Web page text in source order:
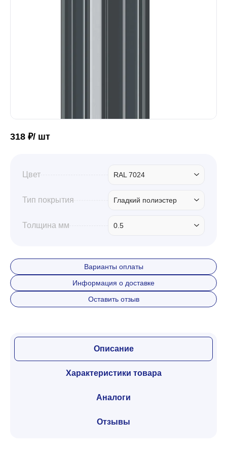
318 ₽/ шт
Цвет RAL 7024
Тип покрытия Гладкий полиэстер
Толщина мм 0.5
Варианты оплаты
Информация о доставке
Оставить отзыв
Описание
Характеристики товара
Аналоги
Отзывы